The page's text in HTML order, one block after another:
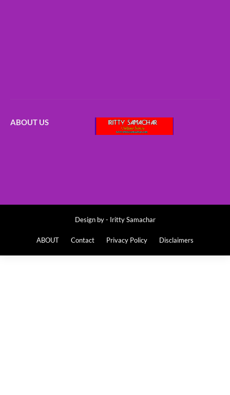
ABOUT US
Design by - Iritty Samachar
ABOUT Contact Privacy Policy Disclaimers